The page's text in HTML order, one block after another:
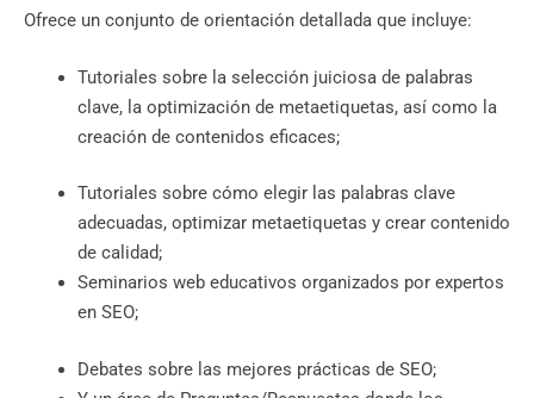
Ofrece un conjunto de orientación detallada que incluye:
Tutoriales sobre la selección juiciosa de palabras
clave, la optimización de metaetiquetas, así como la
creación de contenidos eficaces;
Tutoriales sobre cómo elegir las palabras clave
adecuadas, optimizar metaetiquetas y crear contenido
de calidad;
Seminarios web educativos organizados por expertos
en SEO;
Debates sobre las mejores prácticas de SEO;